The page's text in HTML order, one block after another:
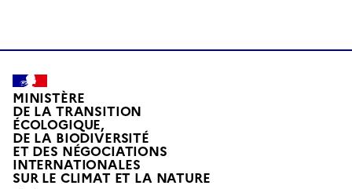
MINISTÈRE
DE LA TRANSITION
ÉCOLOGIQUE,
DE LA BIODIVERSITÉ
ET DES NÉGOCIATIONS
INTERNATIONALES
SUR LE CLIMAT ET LA NATUREL